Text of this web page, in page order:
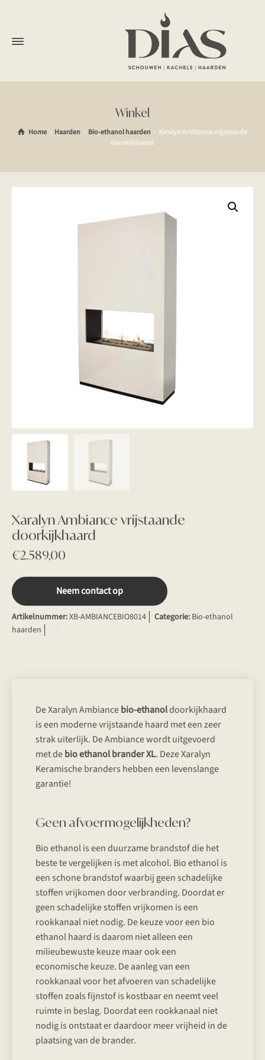
Winkel
Home Haarden Bio-ethanol haarden
Xaralyn Ambiance vrijstaande
doorkijkhaard
Xaralyn Ambiance vrijstaande
doorkijkhaard
€2.589,00
Neem contact op
Artikelnummer:XB-AMBIANCEBIO8014 Categorie: Bio-ethanol
haarden
De Xaralyn Ambiancebio-ethanoldoorkijkhaard
is een moderne vrijstaande haard met een zeer
strak uiterlijk. De Ambiance wordt uitgevoerd
met debio ethanol brander XL. Deze Xaralyn
Keramische branders hebben een levenslange
garantie!
Geen afvoermogelijkheden?
Bio ethanol is een duurzame brandstof die het
beste te vergelijken is met alcohol. Bio ethanol is
een schone brandstof waarbij geen schadelijke
stoffen vrijkomen door verbranding. Doordat er
geen schadelijke stoffen vrijkomen is een
rookkanaal niet nodig. De keuze voor een bio
ethanol haard is daarom niet alleen een
milieubewuste keuze maar ook een
economische keuze. De aanleg van een
rookkanaal voor het afvoeren van schadelijke
stoffen zoals fijnstof is kostbaar en neemt veel
ruimte in beslag. Doordat een rookkanaal niet
nodig is ontstaat er daardoor meer vrijheid in de
plaatsing van de brander.